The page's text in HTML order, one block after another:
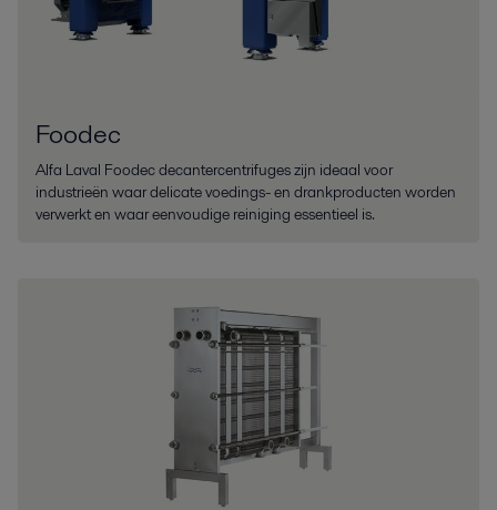
Foodec
Alfa Laval Foodec decantercentrifuges zijn ideaal voor
industrieën waar delicate voedings- en drankproducten worden
verwerkt en waar eenvoudige reiniging essentieel is.